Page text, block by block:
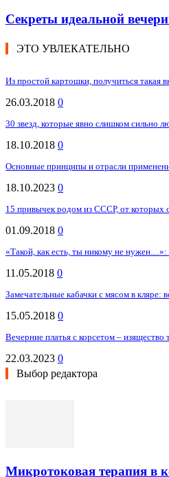
Секреты идеальной
ЭТО УВЛЕКАТЕЛЬНО
Из простой картошки, получиться такая
26.03.2018 0
30 звезд, которые явно слишком сильно
18.10.2018 0
Основные принципы и отрасли
18.10.2023 0
15 привычек родом из СССР, от которых
01.09.2018 0
«Такой, как есть, ты никому не
11.05.2018 0
Замечательные кабачки с мясом в
15.05.2018 0
Вечерние платья с корсетом – изящество
22.03.2023 0
Выбор редактора
Микротоковая терапия в